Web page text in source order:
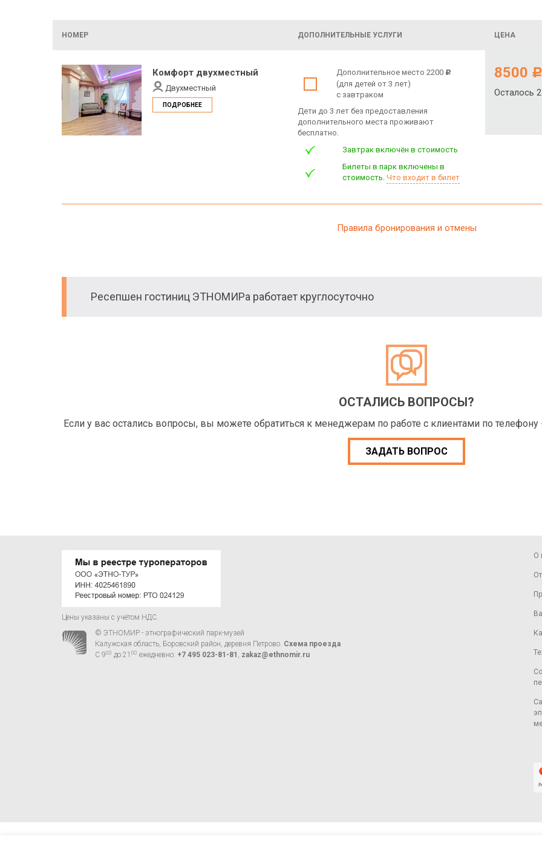
НОМЕР ДОПОЛНИТЕЛЬНЫЕ УСЛУГИ ЦЕНА
Комфорт двухместный
Двухместный
ПОДРОБНЕЕ
Дополнительное место 2200 c
(для детей от 3 лет)
с завтраком
Дети до 3 лет без предоставления
дополнительного места проживают
бесплатно.
Завтрак включён в стоимость
Билеты в парк включены в
стоимость. Что входит в билет
8500 c
Осталось
Правила бронирования и отмены
Ресепшен гостиниц ЭТНОМИРа работает круглосуточно
ОСТАЛИСЬ ВОПРОСЫ?
Если у вас остались вопросы, вы можете обратиться к менеджерам по работе с клиентами по телефону
ЗАДАТЬ ВОПРОС
О
Цены указаны с учётом НДС.
© ЭТНОМИР - этнографический парк-музей
Калужская область, Боровский район, деревня Петрово. Схема проезда
С 900 до 21 00 ежедневно: +7 495 023-81-81 , zakaz@ethnomir.ru